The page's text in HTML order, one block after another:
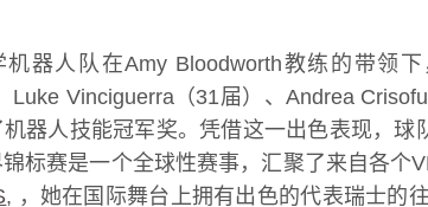
机器人队在Amy Bloodworth教练的带领
Luke Vinciguerra（31届）、Andrea
器人技能冠军奖。凭借这一出色表现，
标赛是一个全球性赛事，汇聚了来自各
, ，她在国际舞台上拥有出色的代表瑞士的